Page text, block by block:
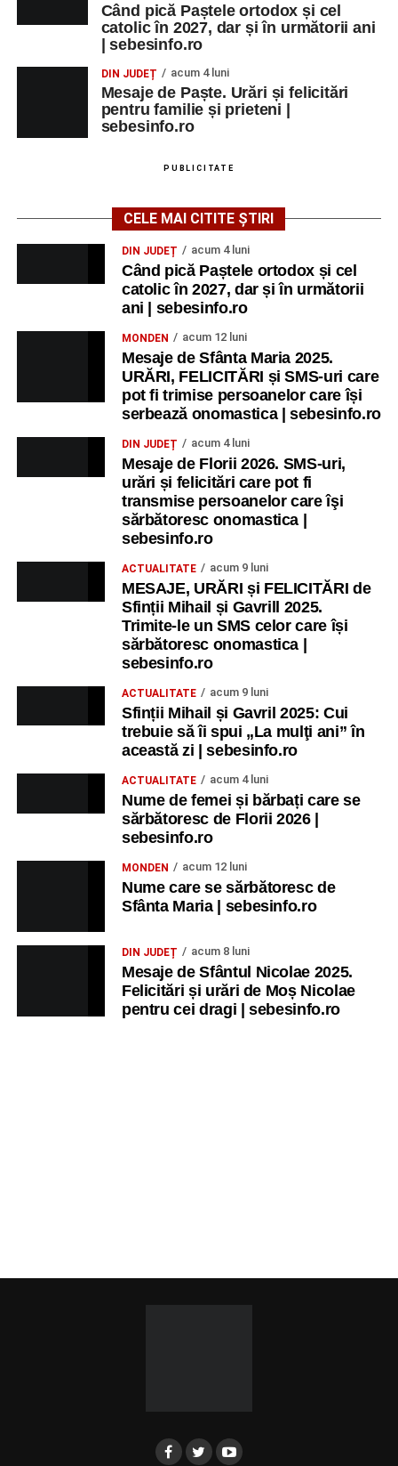
Când pică Paștele ortodox și cel
catolic în 2027, dar și în următorii ani
| sebesinfo.ro
DIN JUDEȚ acum 4 luni
Mesaje de Paște. Urări și felicitări
pentru familie și prieteni |
sebesinfo.ro
PUBLICITATE
CELE MAI CITITE ȘTIRI
DIN JUDEȚ acum 4 luni
Când pică Paștele ortodox și cel
catolic în 2027, dar și în următorii
ani | sebesinfo.ro
MONDEN acum 12 luni
Mesaje de Sfânta Maria 2025.
URĂRI, FELICITĂRI și SMS-uri care
pot fi trimise persoanelor care își
serbează onomastica | sebesinfo.ro
DIN JUDEȚ acum 4 luni
Mesaje de Florii 2026. SMS-uri,
urări și felicitări care pot fi
transmise persoanelor care îşi
sărbătoresc onomastica |
sebesinfo.ro
ACTUALITATE acum 9 luni
MESAJE, URĂRI și FELICITĂRI de
Sfinții Mihail și Gavrill 2025.
Trimite-le un SMS celor care își
sărbătoresc onomastica |
sebesinfo.ro
ACTUALITATE acum 9 luni
Sfinții Mihail și Gavril 2025: Cui
trebuie să îi spui „La mulţi ani” în
această zi | sebesinfo.ro
ACTUALITATE acum 4 luni
Nume de femei și bărbați care se
sărbătoresc de Florii 2026 |
sebesinfo.ro
MONDEN acum 12 luni
Nume care se sărbătoresc de
Sfânta Maria | sebesinfo.ro
DIN JUDEȚ acum 8 luni
Mesaje de Sfântul Nicolae 2025.
Felicitări și urări de Moș Nicolae
pentru cei dragi | sebesinfo.ro